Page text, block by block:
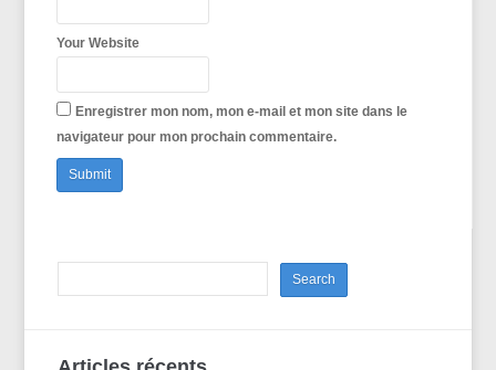
Your Website
Enregistrer mon nom, mon e-mail et mon site dans le
navigateur pour mon prochain commentaire.